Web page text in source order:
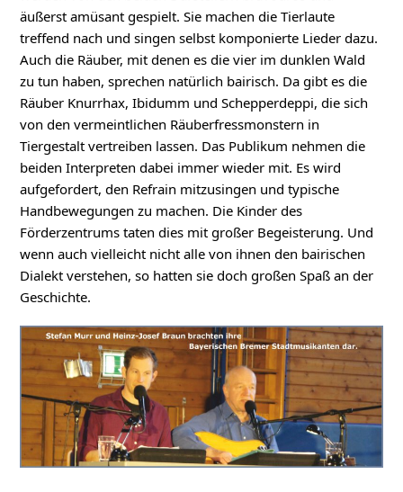
äußerst amüsant gespielt. Sie machen die Tierlaute
treffend nach und singen selbst komponierte Lieder dazu.
Auch die Räuber, mit denen es die vier im dunklen Wald
zu tun haben, sprechen natürlich bairisch. Da gibt es die
Räuber Knurrhax, Ibidumm und Schepperdeppi, die sich
von den vermeintlichen Räuberfressmonstern in
Tiergestalt vertreiben lassen. Das Publikum nehmen die
beiden Interpreten dabei immer wieder mit. Es wird
aufgefordert, den Refrain mitzusingen und typische
Handbewegungen zu machen. Die Kinder des
Förderzentrums taten dies mit großer Begeisterung. Und
wenn auch vielleicht nicht alle von ihnen den bairischen
Dialekt verstehen, so hatten sie doch großen Spaß an der
Geschichte.